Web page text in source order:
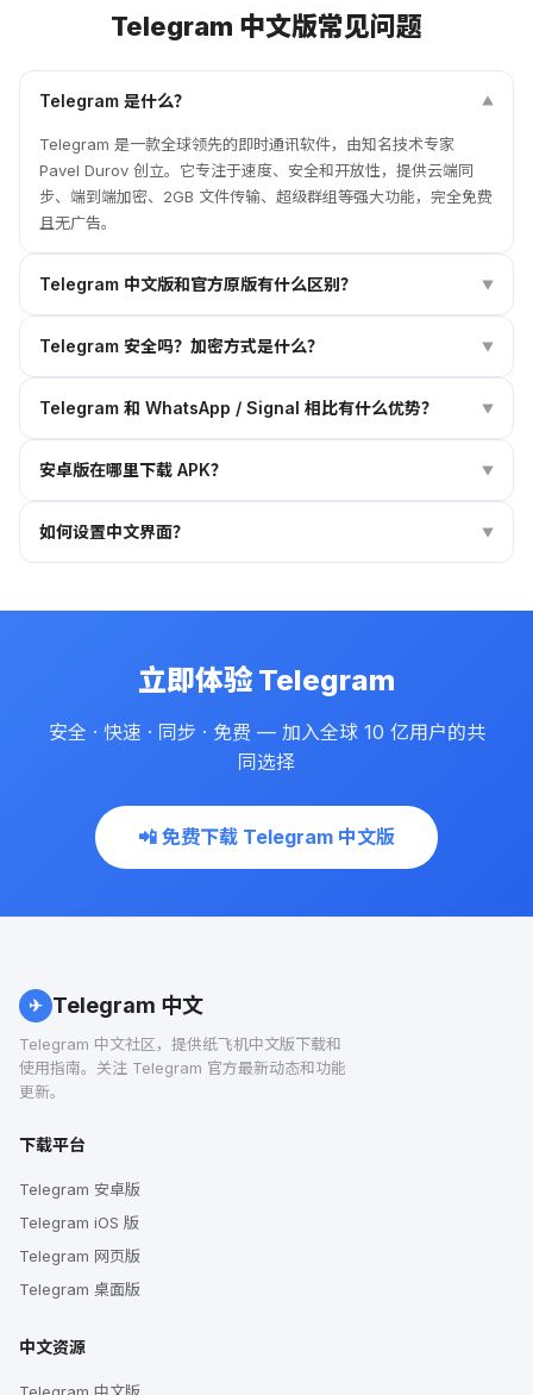
Telegram 中文版常见问题
Telegram 是什么？ ▼
Telegram 是一款全球领先的即时通讯软件，由知名技术专家
Pavel Durov 创立。它专注于速度、安全和开放性，提供云端同
步、端到端加密、2GB 文件传输、超级群组等强大功能，完全免费
且无广告。
Telegram 中文版和官方原版有什么区别？ ▼
心功能与官方完全一致。你可以使用全简体中文界面、中文输入优
化以及针对中文用户的详细使用指南。所有数据同步、加密保护与
官方版本完全相同。
Telegram 安全吗？加密方式是什么？ ▼
器-客户端加密，秘密聊天（Secret Chat）采用端到端加密，只有
通信双方可查看。此外还支持消息阅后即焚、登录两步验证、主动
会话管理等安全功能。Telegram 自 2013 年上线以来，从未发生
Telegram 和 WhatsApp / Signal 相比有什么优势？ ▼
地备份）、最大 2GB 单文件传输（远超对手）、20 万人的超级群
组（社群运营利器）、开放的 Bot API（数百万功能机器人）、跨
平台一致体验、完全无广告且永久免费。
安卓版在哪里下载 APK？ ▼
Telegram 安卓安装包（APK），直接安装即可使用。本站提供的
是纯净官方版本，安全可靠。
如何设置中文界面？ ▼
立即体验 Telegram
安全 · 快速 · 同步 · 免费 — 加入全球 10 亿用户的共
同选择
📲 免费下载 Telegram 中文版
✈ Telegram 中文
Telegram 中文社区，提供纸飞机中文版下载和
使用指南。关注 Telegram 官方最新动态和功能
更新。
下载平台
Telegram 安卓版
Telegram iOS 版
Telegram 网页版
Telegram 桌面版
中文资源